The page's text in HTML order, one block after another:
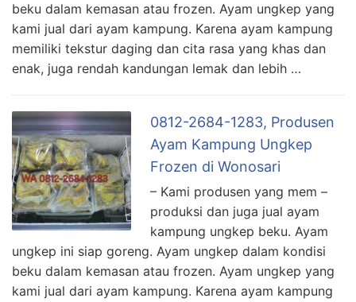
beku dalam kemasan atau frozen. Ayam ungkep yang
kami jual dari ayam kampung. Karena ayam kampung
memiliki tekstur daging dan cita rasa yang khas dan
enak, juga rendah kandungan lemak dan lebih …
0812-2684-1283, Produsen
Ayam Kampung Ungkep
Frozen di Wonosari
– Kami produsen yang mem –
produksi dan juga jual ayam
kampung ungkep beku. Ayam
ungkep ini siap goreng. Ayam ungkep dalam kondisi
beku dalam kemasan atau frozen. Ayam ungkep yang
kami jual dari ayam kampung. Karena ayam kampung